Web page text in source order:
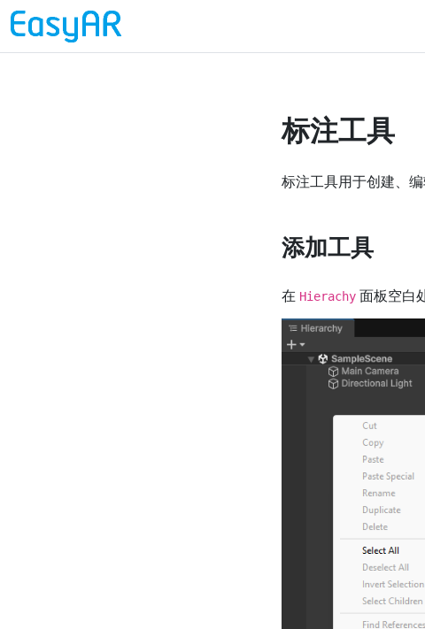
标注工具
标注工具用于创建、编
添加工具
在 Hierachy面板空白